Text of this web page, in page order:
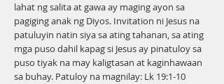
lahat ng salita at gawa ay maging ayon sa
pagiging anak ng Diyos. Invitation ni Jesus na
patuluyin natin siya sa ating tahanan, sa ating
mga puso dahil kapag si Jesus ay pinatuloy sa
puso tiyak na may kaligtasan at kaginhawaan
sa buhay. Patuloy na magnilay: Lk 19:1-10